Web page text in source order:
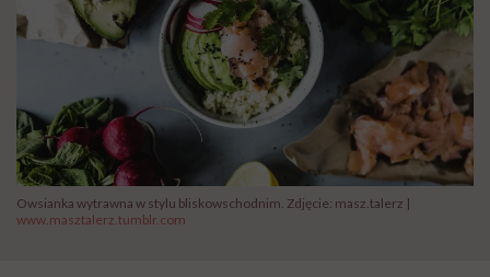
Owsianka wytrawna w stylu bliskowschodnim. Zdjęcie: masz.talerz |
www.masztalerz.tumblr.com